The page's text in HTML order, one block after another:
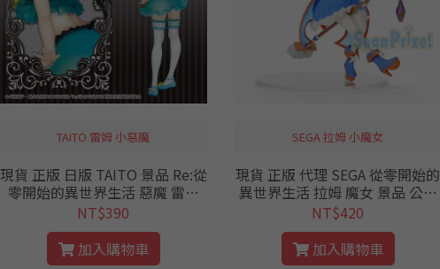
TAITO 雷姆 小惡魔
現貨 正版 日版 TAITO 景品 Re:從
零開始的異世界生活 惡魔 雷姆
變裝 小惡魔 從零 RE0 公仔
NT$390
加入購物車
SEGA 拉姆 小魔女
現貨 正版 代理 SEGA 從零開始的
異世界生活 拉姆 魔女 景品 公仔
Ramu 從零 小惡魔 RE0 惡作劇
NT$420
加入購物車